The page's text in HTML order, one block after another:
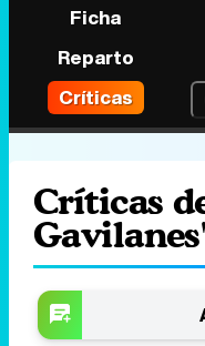
Ficha
Reparto
Críticas
Críticas
Gavilanes'